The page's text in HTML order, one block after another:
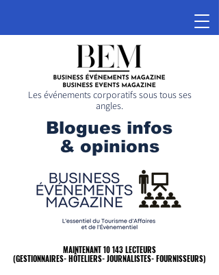
Les événements corporatifs sous tous ses
angles.
Blogues infos
& opinions
MAINTENANT 10 143 LECTEURS
(GESTIONNAIRES- HÔTELIERS- JOURNALISTES- FOURNISSEURS)
MAINTENANT 10 143 LECTEURS
(GESTIONNAIRES- HÔTELIERS- JOURNALISTES- FOURNISSEURS)